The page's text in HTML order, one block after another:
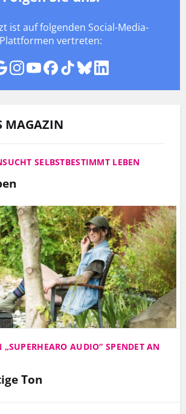
ist auf folgenden Social-Media-
Plattformen vertreten:
MAGAZIN
SELBSTBESTIMMT LEBEN
„SUPERHEARO AUDIO“ SPENDET AN
Ton